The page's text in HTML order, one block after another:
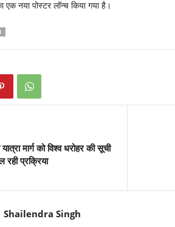
नया पोस्टर लॉन्च किया गया है।
मार्ग को विश्व धरोहर की सूची
प्रक्रिया
Shailendra Singh